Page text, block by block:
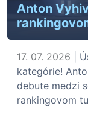
Anton
17. 07. 2026 |
kategórie!
debute medzi
rankingovom